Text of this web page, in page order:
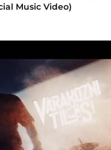
Music Video)